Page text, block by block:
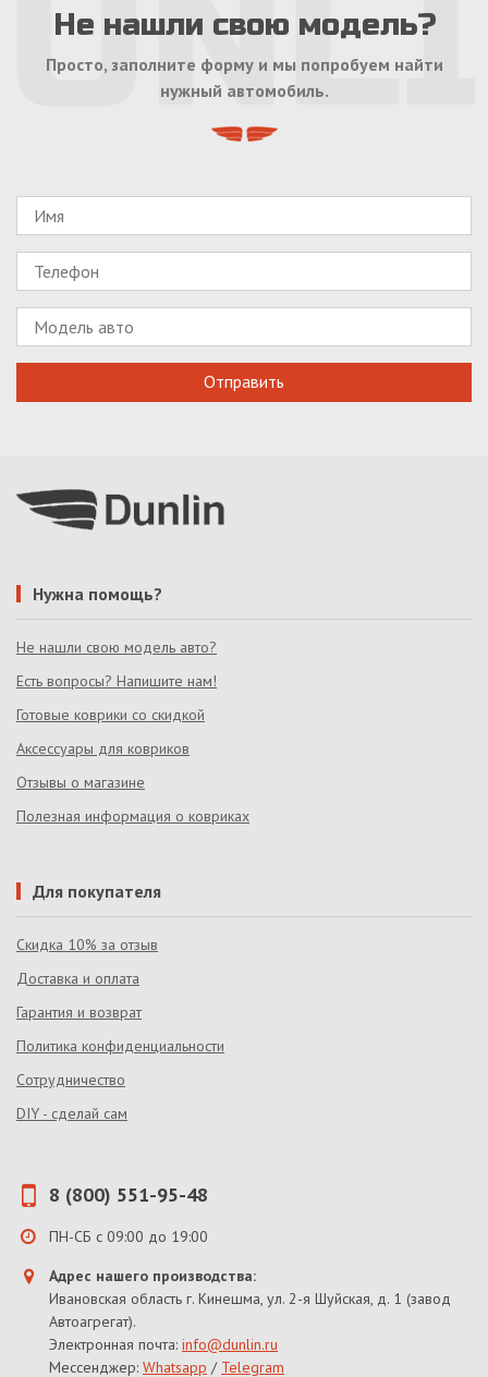
Не нашли свою модель?
Просто, заполните форму и мы попробуем найти
нужный автомобиль.
Нужна помощь?
Не нашли свою модель авто?
Есть вопросы? Напишите нам!
Готовые коврики со скидкой
Аксессуары для ковриков
Отзывы о магазине
Полезная информация о ковриках
Для покупателя
Скидка 10% за отзыв
Доставка и оплата
Гарантия и возврат
Политика конфиденциальности
Сотрудничество
DIY - сделай сам
8 (800) 551-95-48
ПН-СБ с 09:00 до 19:00
Адрес нашего производства:
Ивановская область г. Кинешма, ул. 2-я Шуйская, д. 1 (завод
Автоагрегат).
Электронная почта: info@dunlin.ru
Мессенджер: Whatsapp / Telegram